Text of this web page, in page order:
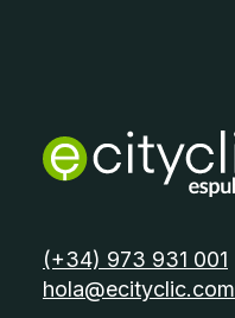
telèfon:
(+34) 973 931 001
email:
hola@ecityclic.com